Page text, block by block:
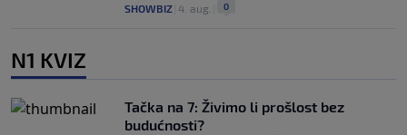
SHOWBIZ 4. aug. 0
N1 KVIZ
Tačka na 7: Živimo li prošlost bez
budućnosti?